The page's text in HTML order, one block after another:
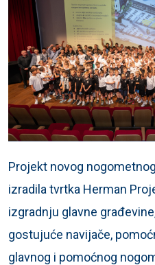
Projekt novog
izradila tvrtka Herman
izgradnju glavne
gostujuće navijače,
glavnog i pomoćnog